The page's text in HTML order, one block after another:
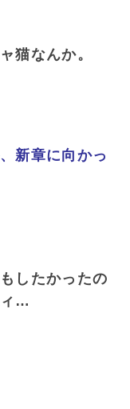
猫なんか。
新章に向かっ
したかったの
…